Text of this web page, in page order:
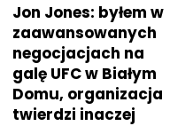
Jon Jones: byłem w
zaawansowanych
negocjacjach na
galę UFC w Białym
Domu, organizacja
twierdzi inaczej